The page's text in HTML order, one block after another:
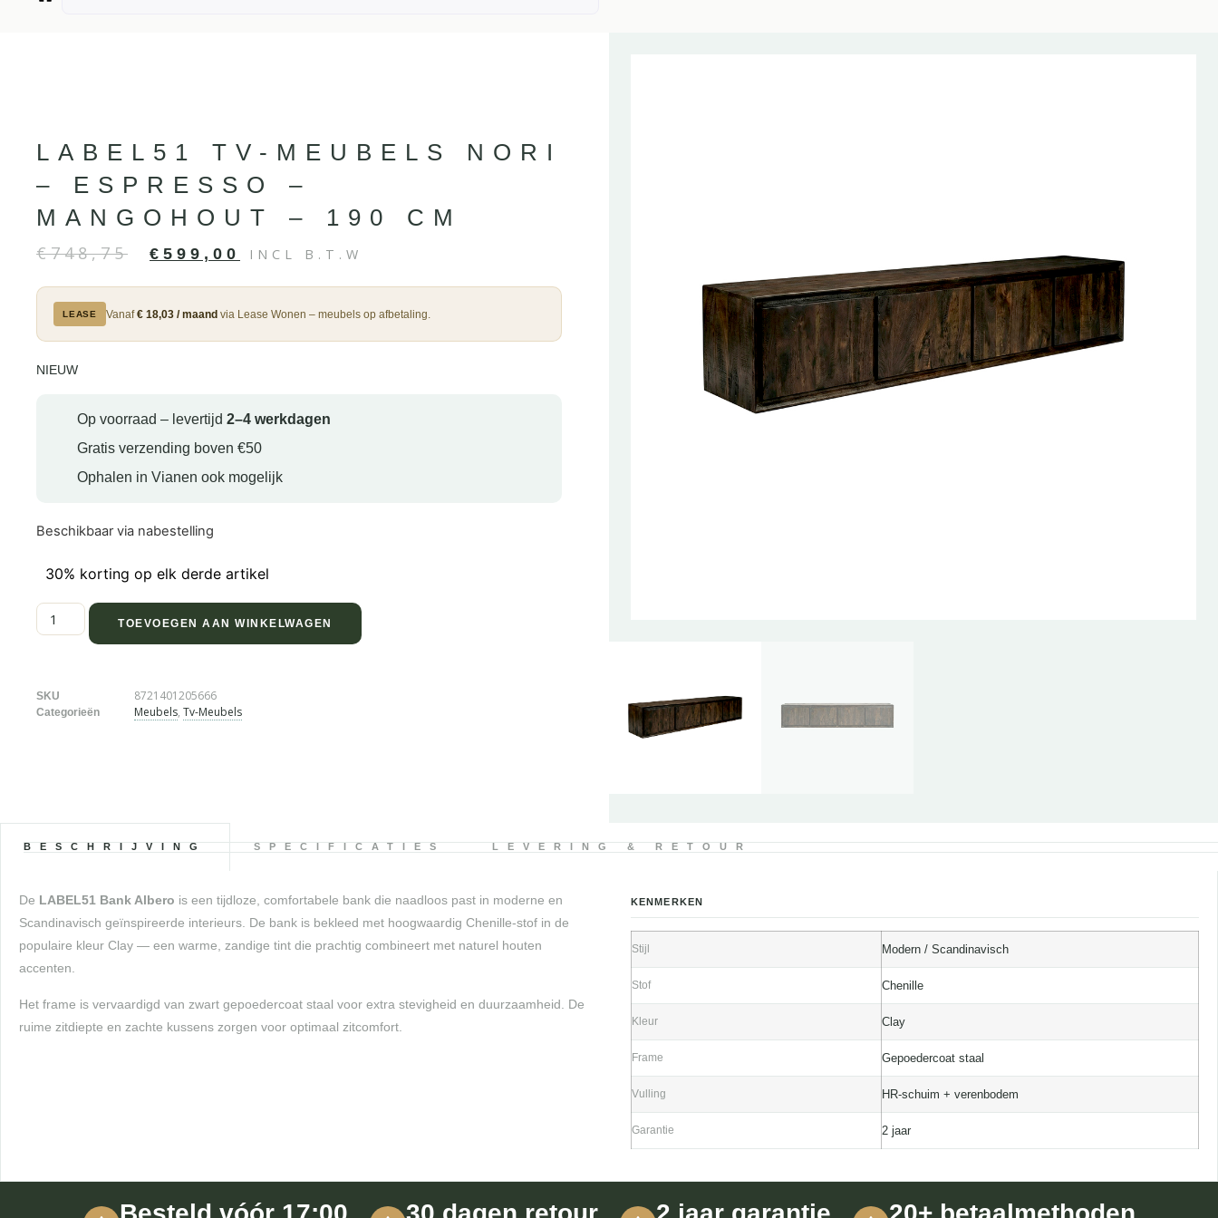
LABEL51 TV-MEUBELS NORI
– ESPRESSO –
MANGOHOUT – 190 CM
€748,75 € 599,00 INCL B.T.W
LEASE Vanaf€ 18,03 / maand via Lease Wonen – meubels op afbetaling.
NIEUW
Op voorraad – levertijd 2–4 werkdagen
Gratis verzending boven €50
Ophalen in Vianen ook mogelijk
Beschikbaar via nabestelling
30% korting op elk derde artikel
TOEVOEGEN AAN WINKELWAGEN
SKU 8721401205666
Categorieën Meubels, Tv-Meubels
BESCHRIJVING SPECIFICATIES LEVERING & RETOUR
De LABEL51 Bank Albero is een tijdloze, comfortabele bank die naadloos past in moderne en
Scandinavisch geïnspireerde interieurs. De bank is bekleed met hoogwaardig Chenille-stof in de
populaire kleur Clay — een warme, zandige tint die prachtig combineert met naturel houten
accenten.
Het frame is vervaardigd van zwart gepoedercoat staal voor extra stevigheid en duurzaamheid. De
ruime zitdiepte en zachte kussens zorgen voor optimaal zitcomfort.
KENMERKEN
Stijl Modern / Scandinavisch
Stof Chenille
Kleur Clay
Frame Gepoedercoat staal
Vulling HR-schuim + verenbodem
Garantie 2 jaar